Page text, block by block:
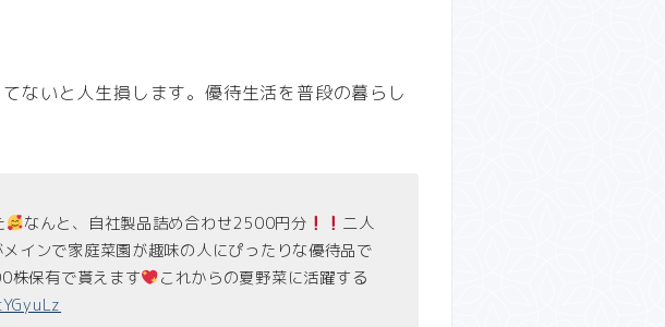
ないと人生損します。優待生活を普段の暮らし
なんと、自社製品詰め合わせ2500円分
二人
インで家庭菜園が趣味の人にぴったりな優待品で
株保有で貰えます
これからの夏野菜に活躍する